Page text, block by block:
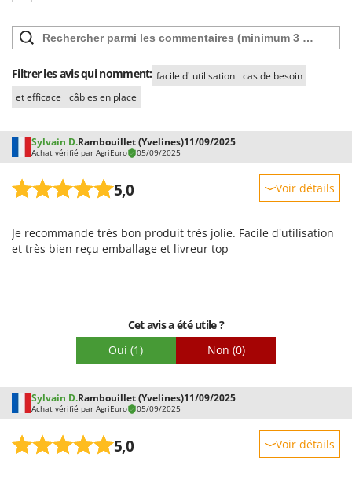
Filtrer les avis qui nomment: facile d' utilisation
cas de besoin
et efficace
câbles en place
Sylvain D.Rambouillet (Yvelines)11/09/2025
Achat vérifié par AgriEuro 05/09/2025
5,0 Voir détails
Prestations
Facilité d'utilisation
Je recommande très bon produit très jolie. Facile d'utilisation
et très bien reçu emballage et livreur top
Cet avis a été utile ?
Oui (1) Non (0)
Sylvain D.Rambouillet (Yvelines)11/09/2025
Achat vérifié par AgriEuro 05/09/2025
5,0 Voir détails